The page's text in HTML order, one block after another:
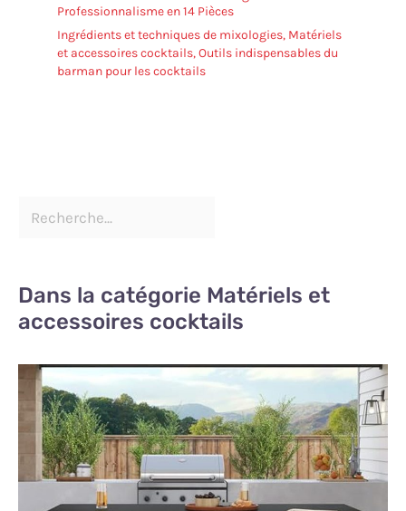
Professionnalisme en 14 Pièces
Ingrédients et techniques de mixologies, Matériels
et accessoires cocktails,Outils indispensables du
barman pour les cocktails
Dans la catégorie Matériels et
accessoires cocktails